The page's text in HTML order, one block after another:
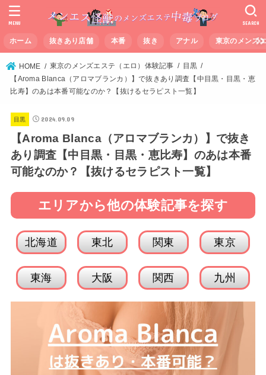
ホーム 抜きあり店舗 本番 抜き アナル 東京のメンズ
SEARCH
MENU
HOME 東京のメンズエステ（エロ）体験記事
目黒
【Aroma Blanca（アロマブランカ）】で抜きあり調査【中目黒・目黒・恵
比寿】のあは本番可能なのか？【抜けるセラピスト一覧】
目黒 2024.09.09
【Aroma Blanca（アロマブランカ）】で抜き
あり調査【中目黒・目黒・恵比寿】のあは本番
可能なのか？【抜けるセラピスト一覧】
エリアから他の体験記事を探す
北海道 東北 関東 東京
東海 大阪 関西 九州